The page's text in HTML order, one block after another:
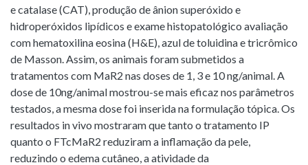
e catalase (CAT), produção de ânion superóxido e
hidroperóxidos lipídicos e exame histopatológico avaliação
com hematoxilina eosina (H&E), azul de toluidina e tricrômico
de Masson. Assim, os animais foram submetidos a
tratamentos com MaR2 nas doses de 1, 3 e 10 ng/animal. A
dose de 10ng/animal mostrou-se mais eficaz nos parâmetros
testados, a mesma dose foi inserida na formulação tópica. Os
resultados in vivo mostraram que tanto o tratamento IP
quanto o FTcMaR2 reduziram a inflamação da pele,
reduzindo o edema cutâneo, a atividade da